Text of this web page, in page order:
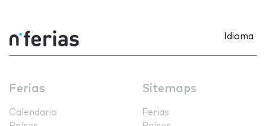
Idioma
Ferias
Calendario
Sitemaps
Ferias